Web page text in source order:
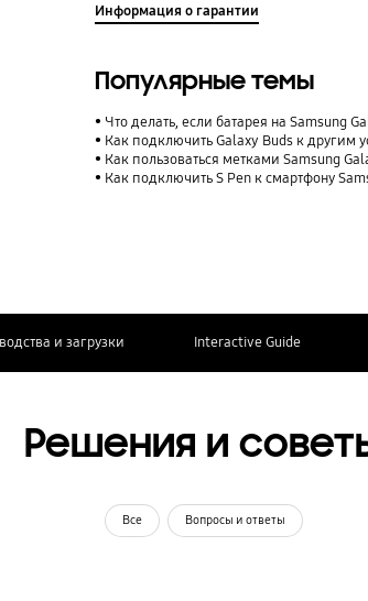
Информация о гарантии
Популярные темы
Что делать, если батарея на Samsung
Как подключить Galaxy Buds к другим
Как пользоваться метками Samsung
Как подключить S Pen к смартфону
и загрузки Interactive Guide
Решения и
Все Вопросы и ответы